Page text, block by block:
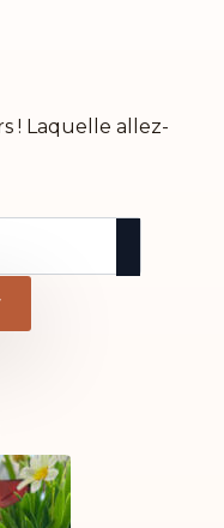
! Laquelle allez-